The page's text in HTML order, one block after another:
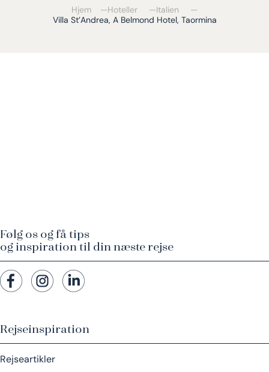
Hjem Hoteller
Italien
Villa St’Andrea, A Belmond Hotel, Taormina
Rejseinspiration
Rejseartikler
Følg os og få tips
og inspiration til din næste rejse